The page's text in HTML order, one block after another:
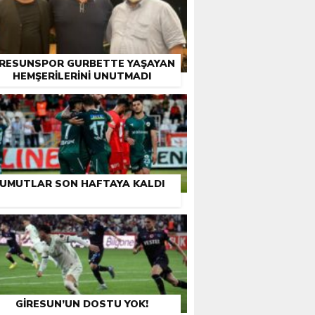
GURBETTE YAŞAYAN
HEMŞERILERINI UNUTMADI
UMUTLAR SON HAFTAYA KALDI
GIRESUN’UN DOSTU YOK!